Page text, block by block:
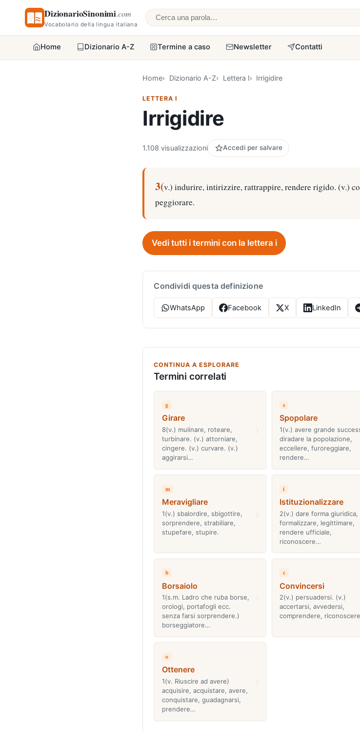
DizionarioSinonimi.com
Vocabolario della lingua italiana Cerca una parola
Home Dizionario A-Z Termine a caso Newsletter Contatti
Home Dizionario A-Z Lettera I Irrigidire
LETTERA I
Irrigidire
1.108 visualizzazioni Accedi per salvare
3(v.) indurire, intirizzire, rattrappire, rendere rigido. (v.)
peggiorare.
Vedi tutti i termini con la lettera i
Condividi questa definizione
WhatsApp Facebook X LinkedIn
CONTINUA A ESPLORARE
Termini correlati
g
Girare
8(v.) mulinare, roteare,
turbinare. (v.) attorniare,
cingere. (v.) curvare. (v.)
aggirarsi…
s
Spopolare
1(v.) avere grande
diradare la popolazione,
eccellere, furoreggiare,
rendere…
m
Meravigliare
1(v.) sbalordire, sbigottire,
sorprendere, strabiliare,
stupefare, stupire.
i
Istituzionalizzare
2(v.) dare forma giuridica,
formalizzare, legittimare,
rendere ufficiale,
riconoscere…
b
Borsaiolo
1(s.m. Ladro che ruba borse,
orologi, portafogli ecc.
senza farsi sorprendere.)
borseggiatore…
c
Convincersi
2(v.) persuadersi. (v.)
accertarsi, avvedersi,
comprendere,
o
Ottenere
1(v. Riuscire ad avere)
acquisire, acquistare, avere,
conquistare, guadagnarsi,
prendere…